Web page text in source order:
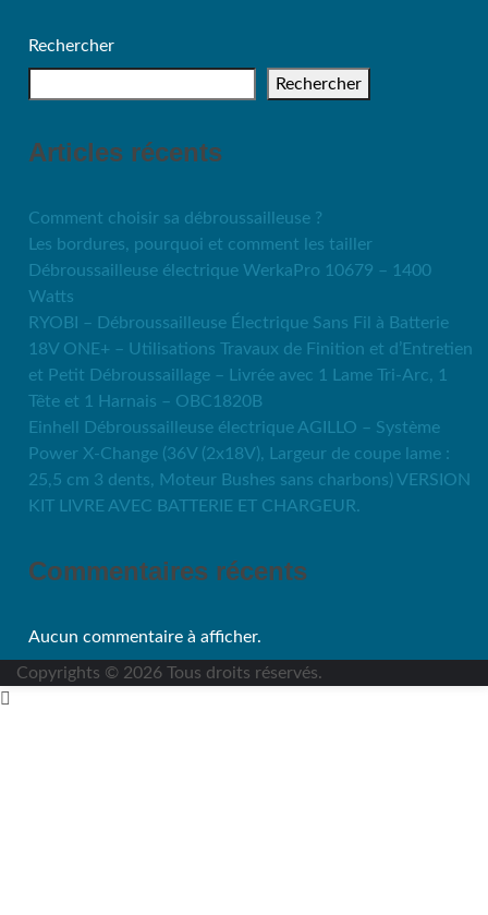
Rechercher
Rechercher
Articles récents
Comment choisir sa débroussailleuse ?
Les bordures, pourquoi et comment les tailler
Débroussailleuse électrique WerkaPro 10679 – 1400
Watts
RYOBI – Débroussailleuse Électrique Sans Fil à Batterie
18V ONE+ – Utilisations Travaux de Finition et d’Entretien
et Petit Débroussaillage – Livrée avec 1 Lame Tri-Arc, 1
Tête et 1 Harnais – OBC1820B
Einhell Débroussailleuse électrique AGILLO – Système
Power X-Change (36V (2x18V), Largeur de coupe lame :
25,5 cm 3 dents, Moteur Bushes sans charbons) VERSION
KIT LIVRE AVEC BATTERIE ET CHARGEUR.
Commentaires récents
Aucun commentaire à afficher.
Copyrights © 2026 Tous droits réservés.